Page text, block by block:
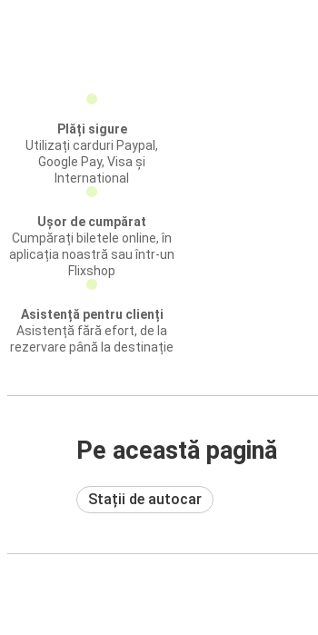
Plăți sigure
Utilizați carduri Paypal,
Google Pay, Visa și
International
Ușor de cumpărat
Cumpărați biletele online, în
aplicația noastră sau într-un
Flixshop
Asistență pentru clienți
Asistență fără efort, de la
rezervare până la destinație
Pe această pagină
Stații de autocar